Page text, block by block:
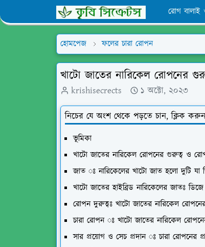
রোগ বালাই
হোমপেজ ফলের চারা রোপন
খাটো জাতের নারিকেল রোপনের
krishisecrects ১ অক্টো, ২০২৩
নিচের যে অংশ থেকে পড়তে চান, ক্লিক করুন
ভূমিকা
খাটো জাতের নারিকেল রোপনের গুরুত্ব ও
জাত ঃ নারিকেলের খাটো জাত হলো দুটি যা
খাটো জাতের হাইব্রিড নারিকেলের জাতঃ ডিজে
রোপন দুরুত্বঃ খাটো জাতের নারিকেল
চারা রোপন ঃ খাটো জাতের নারিকেল
সার প্রয়োগ ও সেচ প্রদান ঃ চারা রোপনের